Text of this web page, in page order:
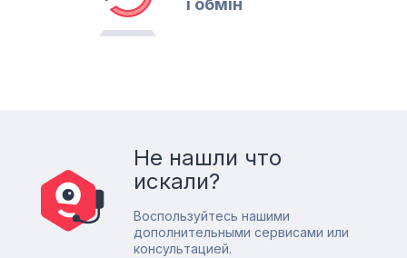
і обмін
Не нашли что
искали?
Воспользуйтесь нашими
дополнительными сервисами или
консультацией.